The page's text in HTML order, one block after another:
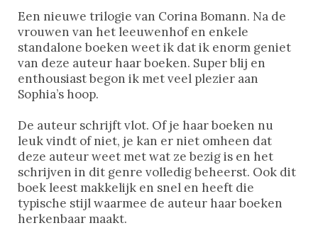
Een nieuwe trilogie van Corina Bomann. Na de
vrouwen van het leeuwenhof en enkele
standalone boeken weet ik dat ik enorm geniet
van deze auteur haar boeken. Super blij en
enthousiast begon ik met veel plezier aan
Sophia’s hoop.
De auteur schrijft vlot. Of je haar boeken nu
leuk vindt of niet, je kan er niet omheen dat
deze auteur weet met wat ze bezig is en het
schrijven in dit genre volledig beheerst. Ook dit
boek leest makkelijk en snel en heeft die
typische stijl waarmee de auteur haar boeken
herkenbaar maakt.